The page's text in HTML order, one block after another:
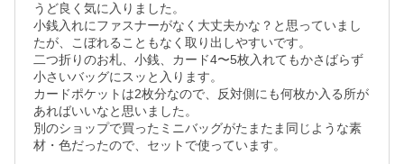
うど良く気に入りました。
小銭入れにファスナーがなく大丈夫かな？と思っていまし
たが、こぼれることもなく取り出しやすいです。
二つ折りのお札、小銭、カード4〜5枚入れてもかさばらず
小さいバッグにスッと入ります。
カードポケットは2枚分なので、反対側にも何枚か入る所が
あればいいなと思いました。
別のショップで買ったミニバッグがたまたま同じような素
材・色だったので、セットで使っています。